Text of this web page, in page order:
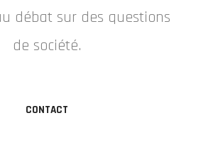
débat sur des questions
de société.
CONTACT